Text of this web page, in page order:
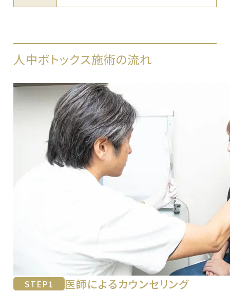
人中ボトックス施術の流れ
STEP1 医師によるカウンセリング